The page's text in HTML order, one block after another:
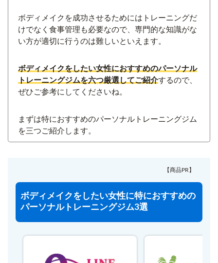
ボディメイクを成功させるためにはトレーニングだ
けでなく食事管理も必要なので、専門的な知識がな
い方が適切に行うのは難しいといえます。
ボディメイクをしたい女性におすすめのパーソナル
トレーニングジムを六つ厳選してご紹介するので、
ぜひご参考にしてくださいね。
まずは特におすすめのパーソナルトレーニングジム
を三つご紹介します。
【商品PR】
ボディメイクをしたい女性に特におすすめの
パーソナルトレーニングジム3選